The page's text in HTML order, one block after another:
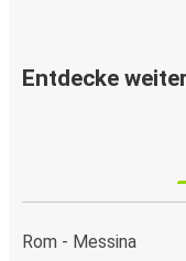
Entdecke
Rom - Messina